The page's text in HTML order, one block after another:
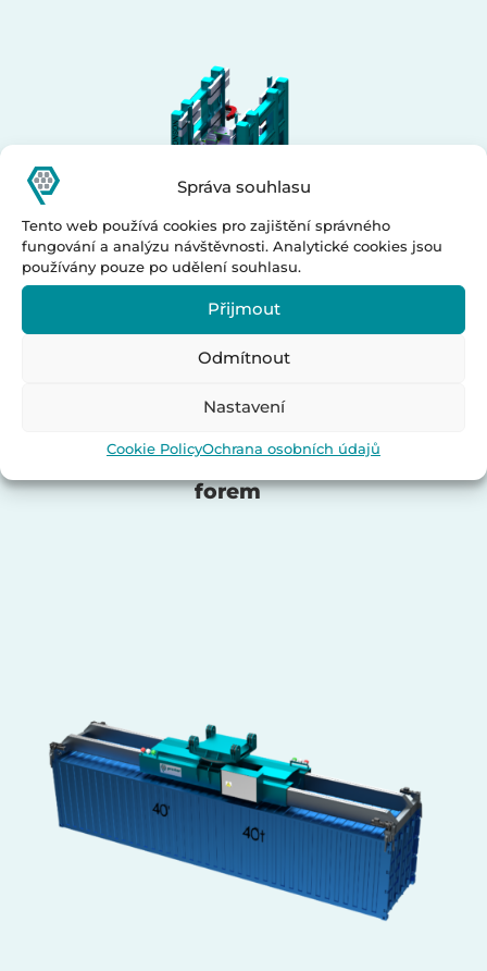
Správa souhlasu
Tento web používá cookies pro zajištění správného
fungování a analýzu návštěvnosti. Analytické cookies jsou
používány pouze po udělení souhlasu.
Přijmout
Odmítnout
Nastavení
Cookie PolicyOchrana osobních údajů
Zařízení pro otevírání a sklopení
forem